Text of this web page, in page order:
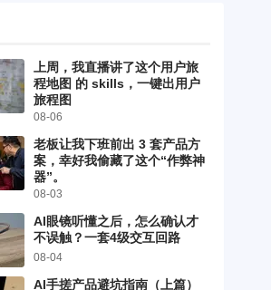
上周，我直播讲了这个用户旅
程地图 的 skills，一键出用户
旅程图
08-06
老板让我下班前出 3 套产品方
案，幸好我偷藏了这个“作弊神
器”。
08-03
AI眼镜听懂之后，怎么确认才
不误触？一套4级交互回路
08-04
AI手搓产品避坑指南（上篇）